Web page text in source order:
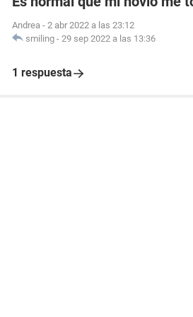
Andrea - 2 abr 2022 a las 23:12
smiling - 29 sep 2022 a las 13:36
1 respuesta